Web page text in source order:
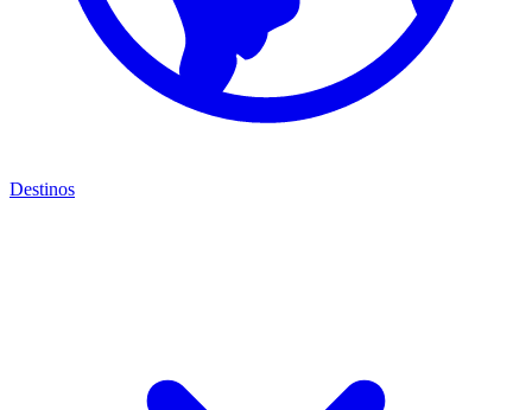
Destinos